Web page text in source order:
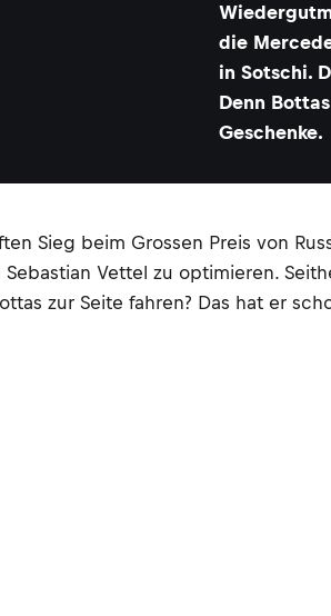
die
in Sotschi.
Denn
Geschenke.
Sieg beim Grossen Preis von
Vettel zu optimieren.
zur Seite fahren? Das hat er